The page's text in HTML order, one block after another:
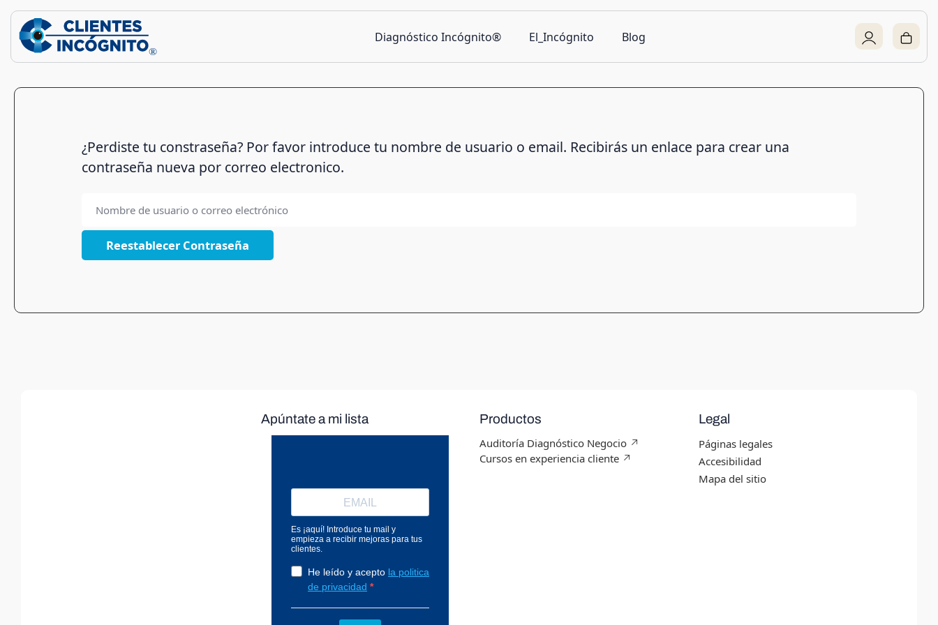
Diagnóstico Incógnito® El_Incógnito Blog
¿Perdiste tu constraseña? Por favor introduce tu nombre de usuario o email. Recibirás un enlace para crear una
contraseña nueva por correo electronico.
correo
Apúntate a mi lista
Productos
Auditoría Diagnóstico Negocio ↗︎
Cursos en experiencia cliente ↗︎
Legal
Páginas legales
Accesibilidad
Mapa del sitio